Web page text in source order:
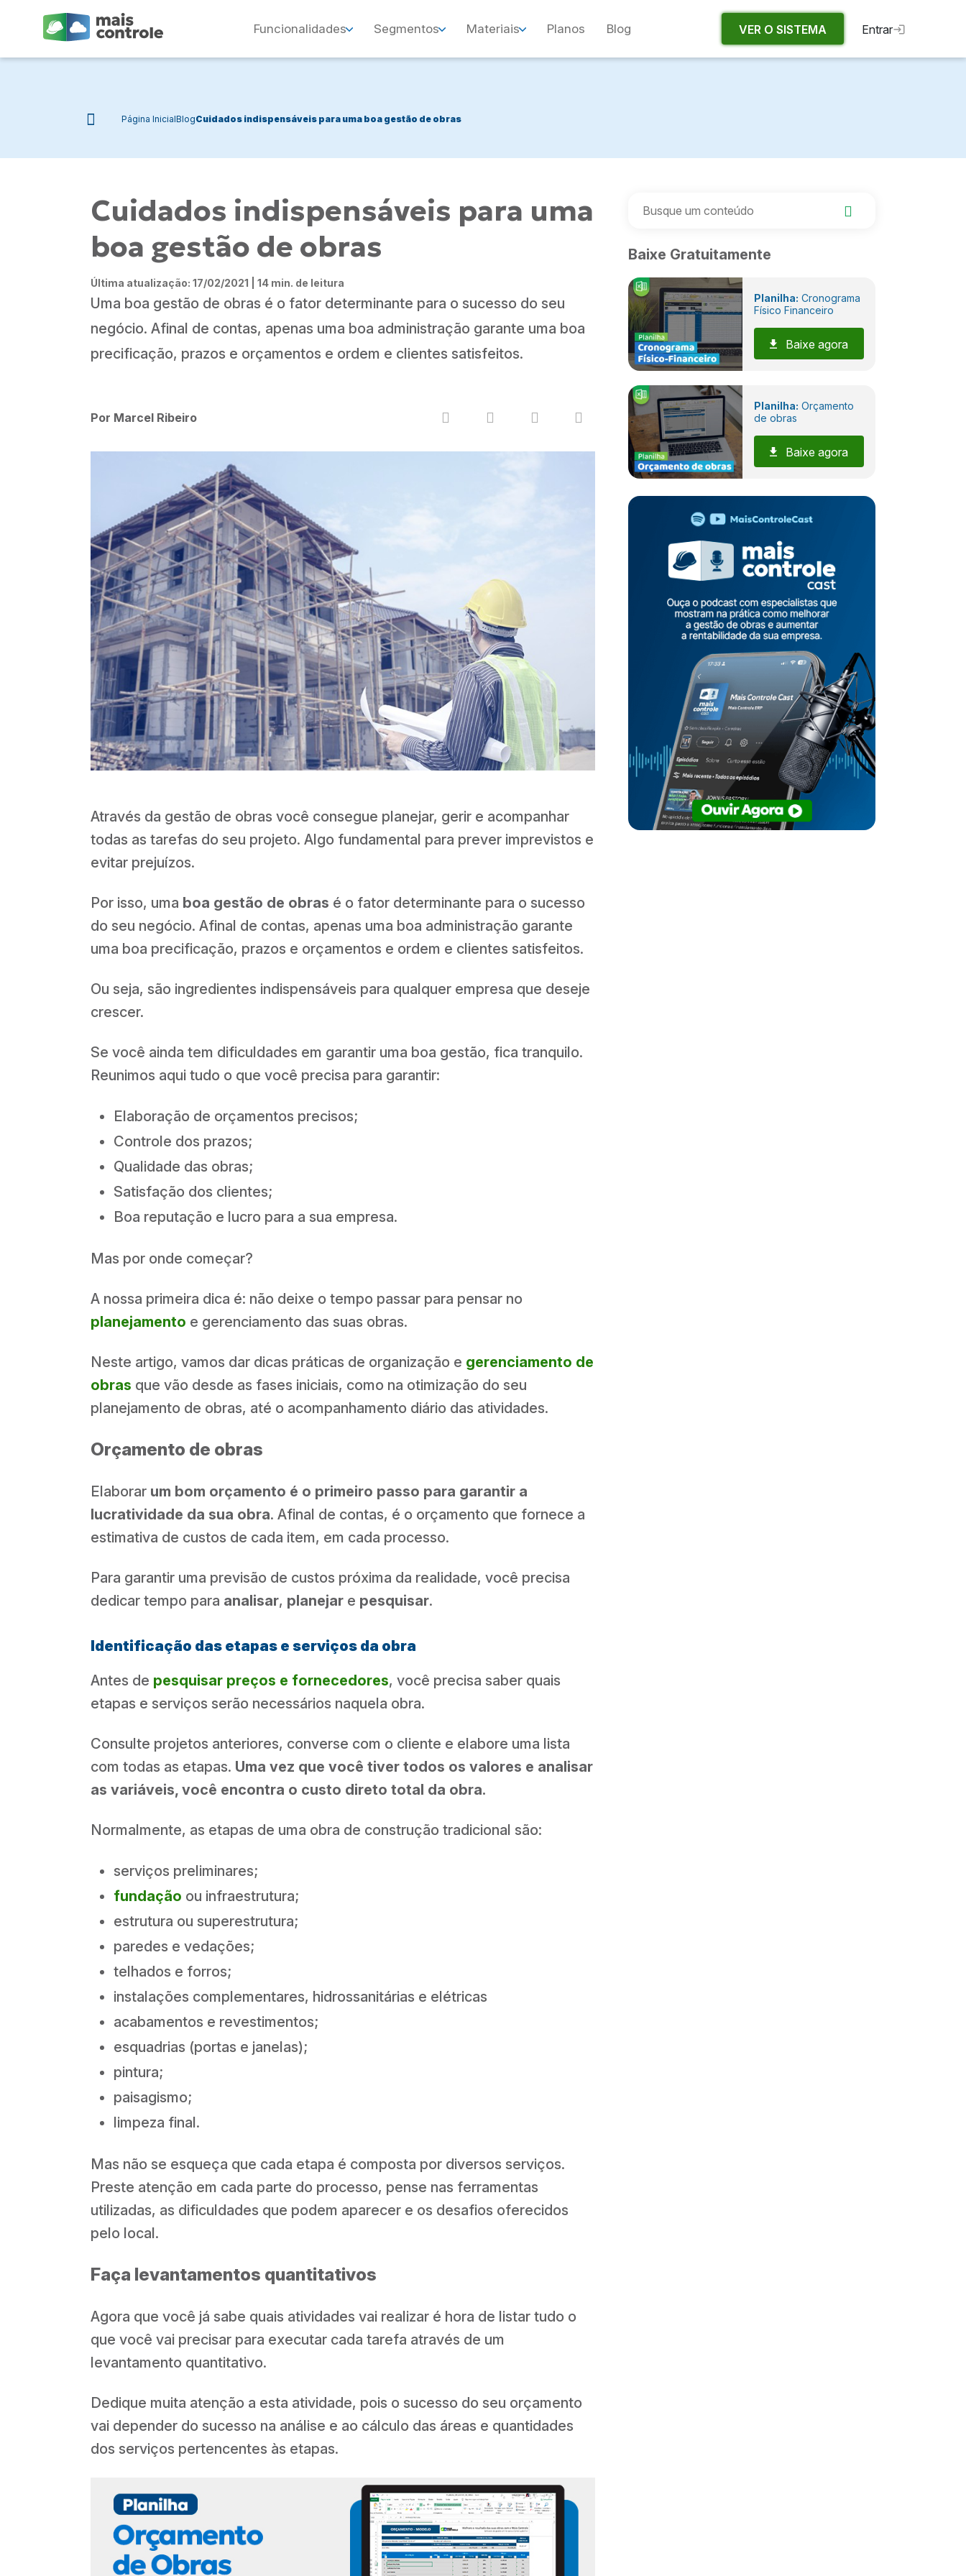
Funcionalidades Segmentos Materiais Planos Blog VER O SISTEMA Entrar
Página InicialBlogCuidados indispensáveis para uma boa gestão de obras
Cuidados indispensáveis para uma
boa gestão de obras
Última atualização: 17/02/2021 | 14 min. de leitura
Uma boa gestão de obras é o fator determinante para o sucesso do seu
negócio. Afinal de contas, apenas uma boa administração garante uma boa
precificação, prazos e orçamentos e ordem e clientes satisfeitos.
Por Marcel Ribeiro
Através da gestão de obras você consegue planejar, gerir e acompanhar
todas as tarefas do seu projeto. Algo fundamental para prever imprevistos e
evitar prejuízos.
Por isso, uma boa gestão de obras é o fator determinante para o sucesso
do seu negócio. Afinal de contas, apenas uma boa administração garante
uma boa precificação, prazos e orçamentos e ordem e clientes satisfeitos.
Ou seja, são ingredientes indispensáveis para qualquer empresa que deseje
crescer.
Se você ainda tem dificuldades em garantir uma boa gestão, fica tranquilo.
Reunimos aqui tudo o que você precisa para garantir:
Elaboração de orçamentos precisos;
Controle dos prazos;
Qualidade das obras;
Satisfação dos clientes;
Boa reputação e lucro para a sua empresa.
Mas por onde começar?
A nossa primeira dica é: não deixe o tempo passar para pensar no
planejamento e gerenciamento das suas obras.
Neste artigo, vamos dar dicas práticas de organização e gerenciamento de
obras que vão desde as fases iniciais, como na otimização do seu
planejamento de obras, até o acompanhamento diário das atividades.
Orçamento de obras
Elaborar um bom orçamento é o primeiro passo para garantir a
lucratividade da sua obra. Afinal de contas, é o orçamento que fornece a
estimativa de custos de cada item, em cada processo.
Para garantir uma previsão de custos próxima da realidade, você precisa
dedicar tempo para analisar, planejar e pesquisar.
Identificação das etapas e serviços da obra
Antes de pesquisar preços e fornecedores, você precisa saber quais
etapas e serviços serão necessários naquela obra.
Consulte projetos anteriores, converse com o cliente e elabore uma lista
com todas as etapas. Uma vez que você tiver todos os valores e analisar
as variáveis, você encontra o custo direto total da obra.
Normalmente, as etapas de uma obra de construção tradicional são:
serviços preliminares;
fundação ou infraestrutura;
estrutura ou superestrutura;
paredes e vedações;
telhados e forros;
instalações complementares, hidrossanitárias e elétricas
acabamentos e revestimentos;
esquadrias (portas e janelas);
pintura;
paisagismo;
limpeza final.
Mas não se esqueça que cada etapa é composta por diversos serviços.
Preste atenção em cada parte do processo, pense nas ferramentas
utilizadas, as dificuldades que podem aparecer e os desafios oferecidos
pelo local.
Faça levantamentos quantitativos
Agora que você já sabe quais atividades vai realizar é hora de listar tudo o
que você vai precisar para executar cada tarefa através de um
levantamento quantitativo.
Dedique muita atenção a esta atividade, pois o sucesso do seu orçamento
vai depender do sucesso na análise e ao cálculo das áreas e quantidades
dos serviços pertencentes às etapas.
Baixe Gratuitamente
Planilha: Cronograma
Físico Financeiro
Baixe agora
Planilha: Orçamento
de obras
Baixe agora